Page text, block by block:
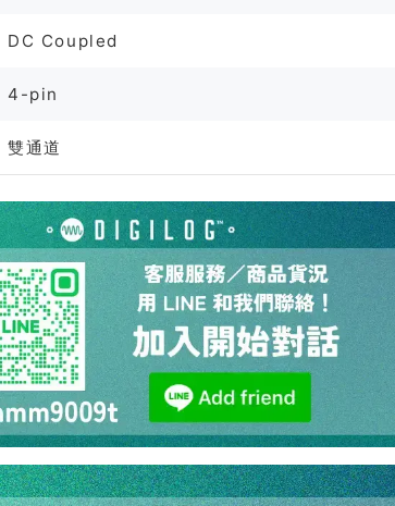
DC Coupled
4-pin
雙通道